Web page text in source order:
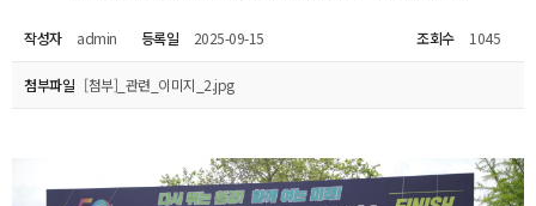
작성자 admin 등록일 2025-09-15 조회수 1045
첨부파일 [첨부]_관련_이미지_2.jpg